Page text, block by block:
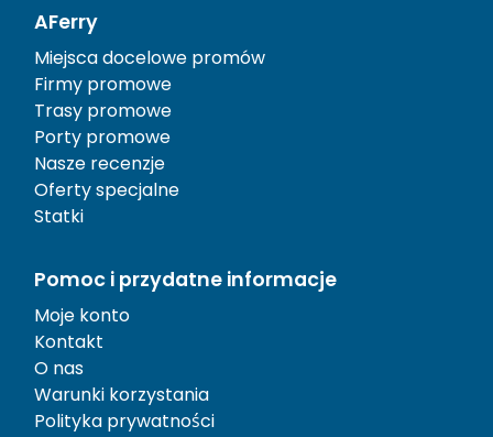
AFerry
Miejsca docelowe promów
Firmy promowe
Trasy promowe
Porty promowe
Nasze recenzje
Oferty specjalne
Statki
Pomoc i przydatne informacje
Moje konto
Kontakt
O nas
Warunki korzystania
Polityka prywatności